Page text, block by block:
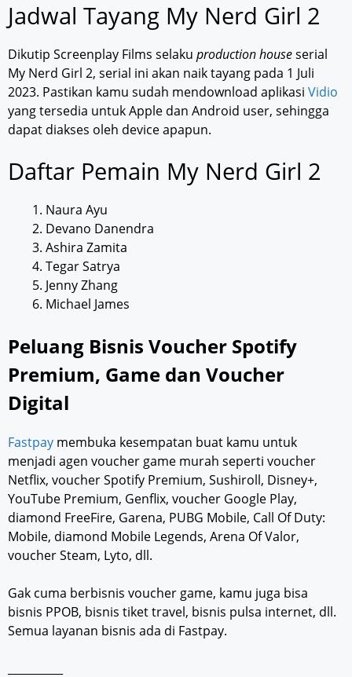
Jadwal Tayang My Nerd Girl 2
Dikutip Screenplay Films selaku production houseserial
My Nerd Girl 2, serial ini akan naik tayang pada 1 Juli
2023. Pastikan kamu sudah mendownload aplikasi Vidio
yang tersedia untuk Apple dan Android user, sehingga
dapat diakses oleh device apapun.
Daftar Pemain My Nerd Girl 2
Naura Ayu
Devano Danendra
Ashira Zamita
Tegar Satrya
Jenny Zhang
Michael James
Peluang Bisnis Voucher Spotify
Premium, Game dan Voucher
Digital
Fastpay membuka kesempatan buat kamu untuk
menjadi agen voucher game murah seperti voucher
Netflix, voucher Spotify Premium, Sushiroll, Disney+,
YouTube Premium, Genflix, voucher Google Play,
diamond FreeFire, Garena, PUBG Mobile, Call Of Duty:
Mobile, diamond Mobile Legends, Arena Of Valor,
voucher Steam, Lyto, dll.
Gak cuma berbisnis voucher game, kamu juga bisa
bisnis PPOB, bisnis tiket travel, bisnis pulsa internet, dll.
Semua layanan bisnis ada di Fastpay.